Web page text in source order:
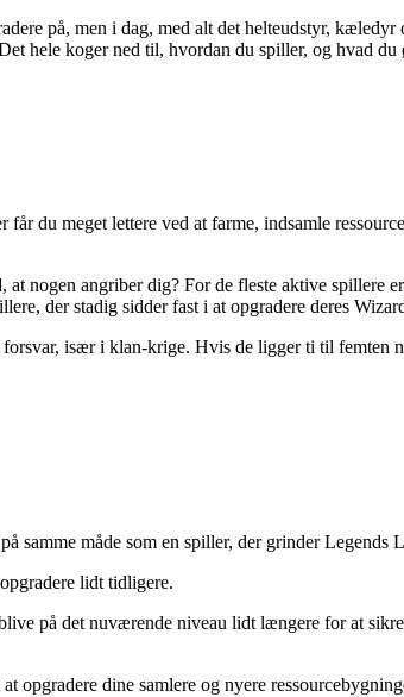
på, men i dag, med alt det helteudstyr,
hele koger ned til, hvordan du spiller, og hvad du
du meget lettere ved at farme, indsamle
nogen angriber dig? For de fleste aktive spillere
der stadig sidder fast i at opgradere deres
især i klan-krige. Hvis de ligger ti til femten
samme måde som en spiller, der grinder Legends
lidt tidligere.
på det nuværende niveau lidt længere for at
dine samlere og nyere